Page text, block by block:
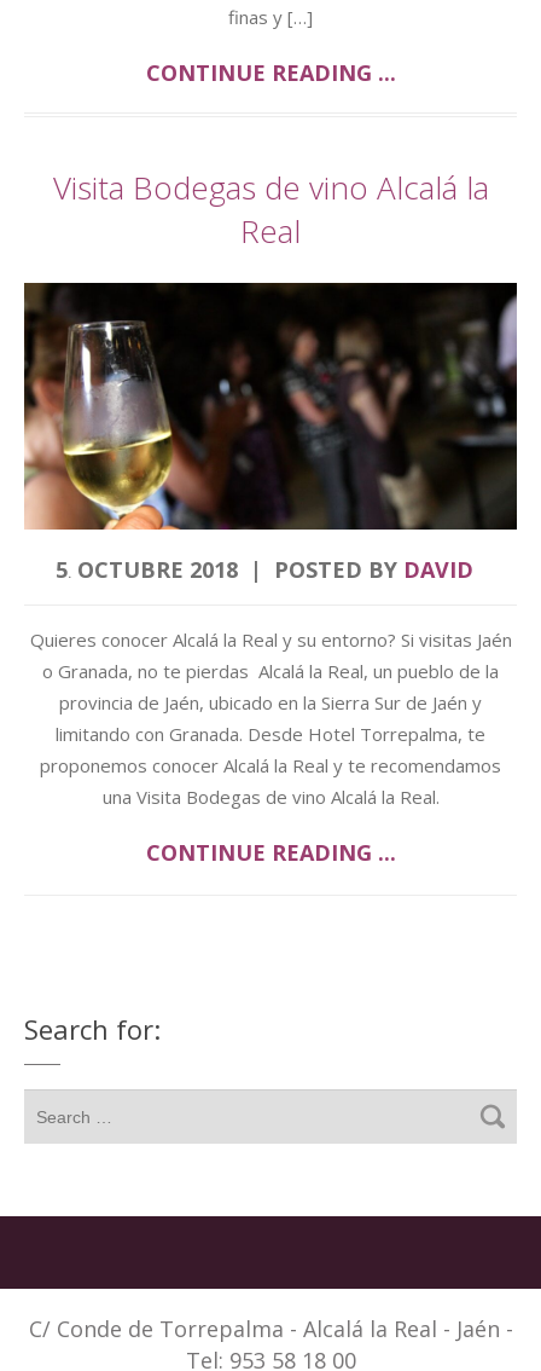
finas y […]
CONTINUE READING ...
Visita Bodegas de vino Alcalá la
Real
5. OCTUBRE 2018 POSTED BY DAVID
Quieres conocer Alcalá la Real y su entorno? Si visitas Jaén
o Granada, no te pierdas Alcalá la Real, un pueblo de la
provincia de Jaén, ubicado en la Sierra Sur de Jaén y
limitando con Granada. Desde Hotel Torrepalma, te
proponemos conocer Alcalá la Real y te recomendamos
una Visita Bodegas de vino Alcalá la Real.
CONTINUE READING ...
Search for:
C/ Conde de Torrepalma - Alcalá la Real - Jaén -
Tel: 953 58 18 00